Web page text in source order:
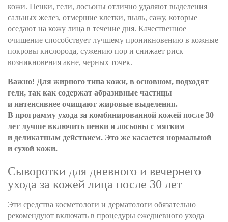
кожи. Пенки, гели, лосьоны отлично удаляют выделения
сальных желез, отмершие клетки, пыль, сажу, которые
оседают на кожу лица в течение дня. Качественное
очищение способствует лучшему проникновению в кожные
покровы кислорода, сужению пор и снижает риск
возникновения акне, черных точек.
Важно! Для жирного типа кожи, в основном, подходят
гели, так как содержат абразивные частицы
и интенсивнее очищают жировые выделения.
В программу ухода за комбинированной кожей после 30
лет лучше включить пенки и лосьоны с мягким
и деликатным действием. Это же касается нормальной
и сухой кожи.
Сыворотки для дневного и вечернего
ухода за кожей лица после 30 лет
Эти средства косметологи и дерматологи обязательно
рекомендуют включать в процедуры ежедневного ухода